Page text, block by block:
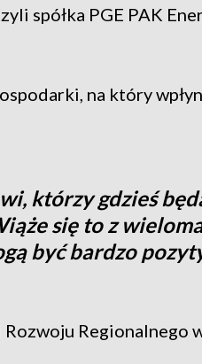
spółka PGE PAK
na który
którzy gdzieś
się to z
być bardzo
Regionalnego